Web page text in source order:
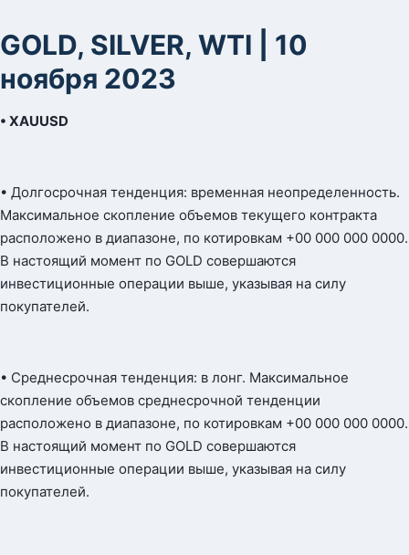
GOLD, SILVER, WTI | 10
ноября 2023
• XAUUSD
• Долгосрочная тенденция: временная неопределенность.
Максимальное скопление объемов текущего контракта
расположено в диапазоне, по котировкам +00 000 000 0000.
В настоящий момент по GOLD совершаются
инвестиционные операции выше, указывая на силу
покупателей.
• Среднесрочная тенденция: в лонг. Максимальное
скопление объемов среднесрочной тенденции
расположено в диапазоне, по котировкам +00 000 000 0000.
В настоящий момент по GOLD совершаются
инвестиционные операции выше, указывая на силу
покупателей.